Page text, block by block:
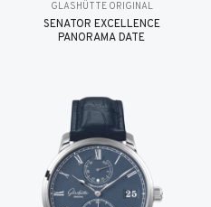
GLASHÜTTE ORIGINAL
SENATOR EXCELLENCE
PANORAMA DATE